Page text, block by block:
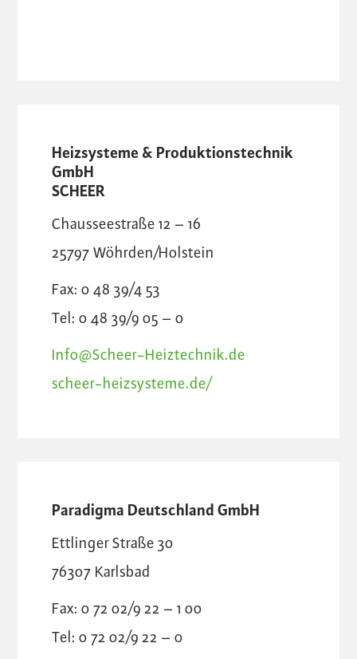
Heizsysteme & Produktionstechnik
GmbH
SCHEER
Chausseestraße 12 – 16
25797 Wöhrden/Holstein
Fax: 0 48 39/4 53
Tel: 0 48 39/9 05 – 0
Info@Scheer-Heiztechnik.de
scheer-heizsysteme.de/
Paradigma Deutschland GmbH
Ettlinger Straße 30
76307 Karlsbad
Fax: 0 72 02/9 22 – 1 00
Tel: 0 72 02/9 22 – 0